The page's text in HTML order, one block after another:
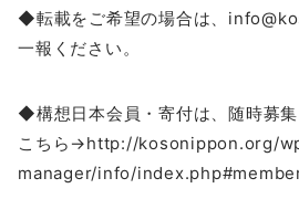
◆転載をご希望の場合は、
一報ください。
◆構想日本会員・寄付は、随時募
こちら→http://kosonippon.org/
manager/info/